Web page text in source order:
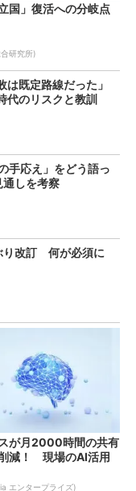
国」復活への分岐点
研究所)
は既定路線だった」
のリスクと教訓
手応え」をどう語っ
しを考察
り改訂 何が必須に
が月2000時間の共有
減！ 現場のAI活用
エンタープライズ)